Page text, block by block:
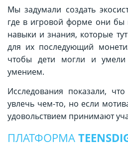
Мы задумали создать
где в игровой форме они бы
навыки и знания, которые
для их последующий
чтобы дети могли и умели
умением.
Исследования показали,
увлечь чем-то, но если
удовольствием принимают
ПЛАТФОРМА